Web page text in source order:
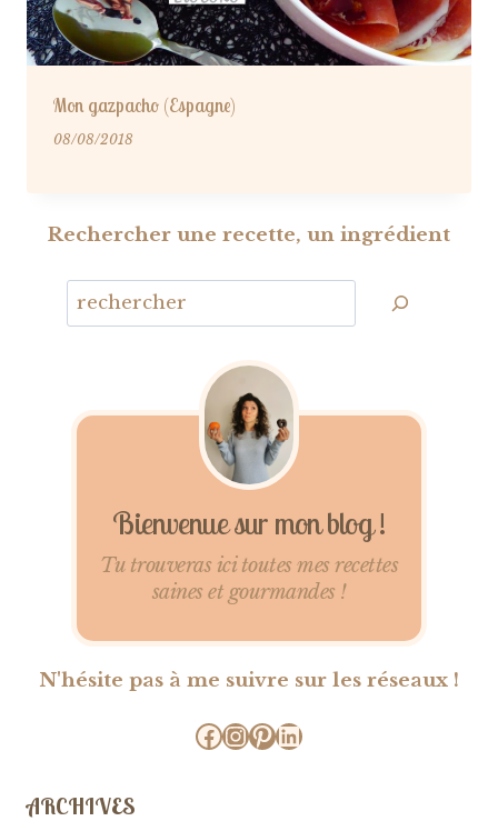
Mon gazpacho (Espagne)
08/08/2018
Rechercher une recette, un ingrédient
Bienvenue sur mon blog !
Tu trouveras ici toutes mes recettes
saines et gourmandes !
N'hésite pas à me suivre sur les réseaux !
Facebook
Instagram
Pinterest
LinkedIn
ARCHIVES